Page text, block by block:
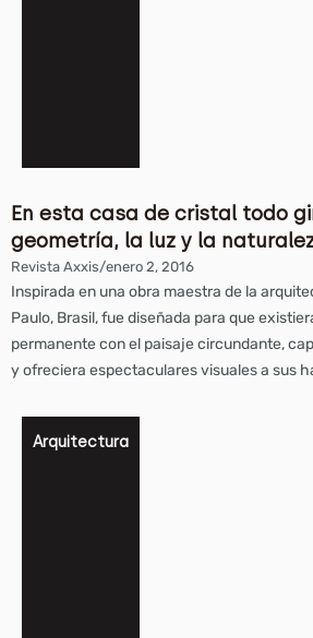
En esta casa de cristal todo
geometría, la luz y la
Revista Axxis/enero 2, 2016
Inspirada en una obra maestra de la
Paulo, Brasil, fue diseñada para que
permanente con el paisaje circundante,
y ofreciera espectaculares visuales a sus
Arquitectura